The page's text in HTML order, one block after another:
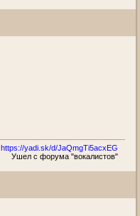
https://yadi.sk/d/JaQmgTi5acxEG
Ушел с форума "вокалистов"